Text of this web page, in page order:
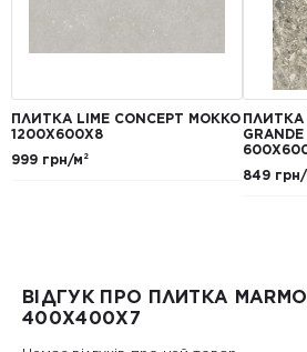
ПЛИТКА LIME CONCEPT МОККО
1200Х600Х8
999 грн/м²
ПЛИТКА
849 грн/
ВІДГУК ПРО ПЛИТКА
400Х400Х7